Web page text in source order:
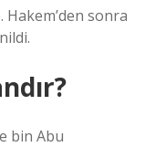
sonra
bin Abu